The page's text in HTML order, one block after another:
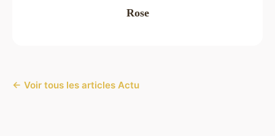
Rose
← Voir tous les articles Actu